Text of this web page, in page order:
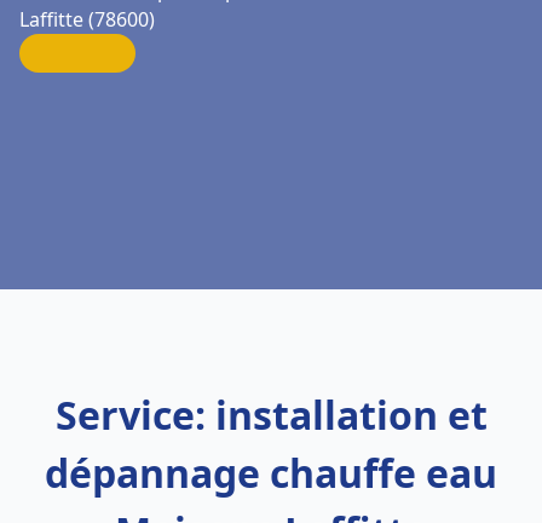
Laffitte (78600)
Service: installation et
dépannage chauffe eau